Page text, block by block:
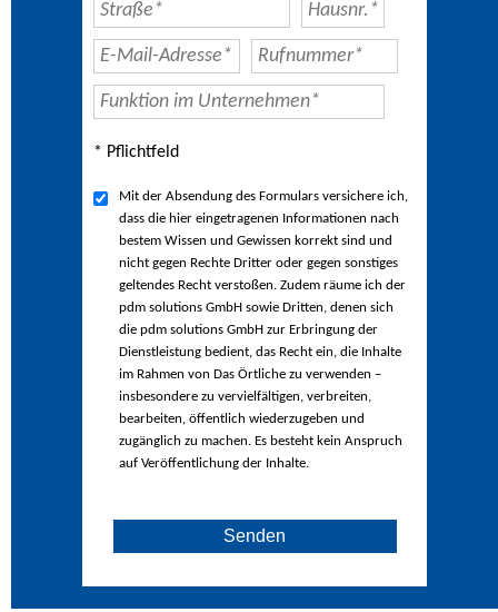
* Pflichtfeld
Mit der Absendung des Formulars versichere ich,
dass die hier eingetragenen Informationen nach
bestem Wissen und Gewissen korrekt sind und
nicht gegen Rechte Dritter oder gegen sonstiges
geltendes Recht verstoßen. Zudem räume ich der
pdm solutions GmbH sowie Dritten, denen sich
die pdm solutions GmbH zur Erbringung der
Dienstleistung bedient, das Recht ein, die Inhalte
im Rahmen von Das Örtliche zu verwenden –
insbesondere zu vervielfältigen, verbreiten,
bearbeiten, öffentlich wiederzugeben und
zugänglich zu machen. Es besteht kein Anspruch
auf Veröffentlichung der Inhalte.
Senden